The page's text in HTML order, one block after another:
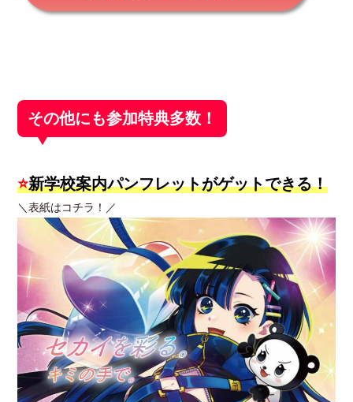
その他にも参加特典多数！
⭐新学校案内パンフレットがゲットできる！
＼表紙はコチラ！／